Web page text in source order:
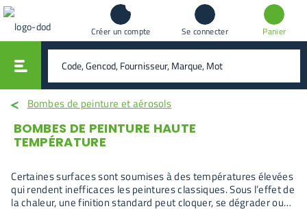
Créer un compte Se connecter Panier
rechercher
Bombes de peinture et aérosols
BOMBES DE PEINTURE HAUTE
TEMPÉRATURE
Certaines surfaces sont soumises à des températures élevées
qui rendent inefficaces les peintures classiques. Sous l’effet de
la chaleur, une finition standard peut cloquer, se dégrader ou